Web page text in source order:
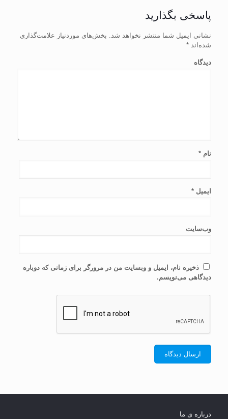
پاسخی بگذارید
نشانی ایمیل شما منتشر نخواهد شد. بخش‌های موردنیاز علامت‌گذاری
شده‌اند *
دیدگاه
نام *
ایمیل *
وب‌سایت
ذخیره نام، ایمیل و وبسایت من در مرورگر برای زمانی که دوباره
دیدگاهی می‌نویسم.
درباره ی ما